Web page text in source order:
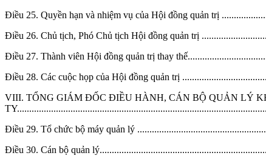
Điều 25. Quyền hạn và nhiệm vụ của Hội đồng quản trị
Điều 26. Chủ tịch, Phó Chủ tịch Hội đồng quản trị
Điều 27. Thành viên Hội đồng quản trị thay
Điều 28. Các cuộc họp của Hội đồng quản trị
VIII. TỔNG GIÁM ĐỐC ĐIỀU HÀNH, CÁN BỘ QUẢN LÝ
Điều 29. Tổ chức bộ máy quản lý
Điều 30. Cán bộ quản